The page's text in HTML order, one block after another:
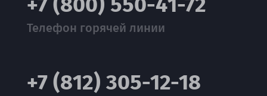
Телефон горячей линии
+7 (812) 305-12-18